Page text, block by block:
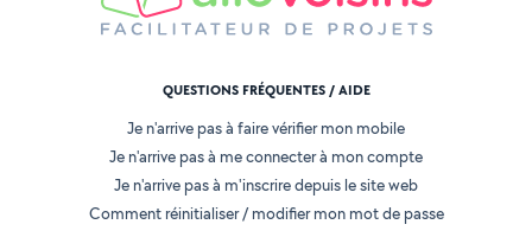
QUESTIONS FRÉQUENTES / AIDE
Je n'arrive pas à faire vérifier mon mobile
Je n'arrive pas à me connecter à mon compte
Je n'arrive pas à m'inscrire depuis le site web
Comment réinitialiser / modifier mon mot de passe